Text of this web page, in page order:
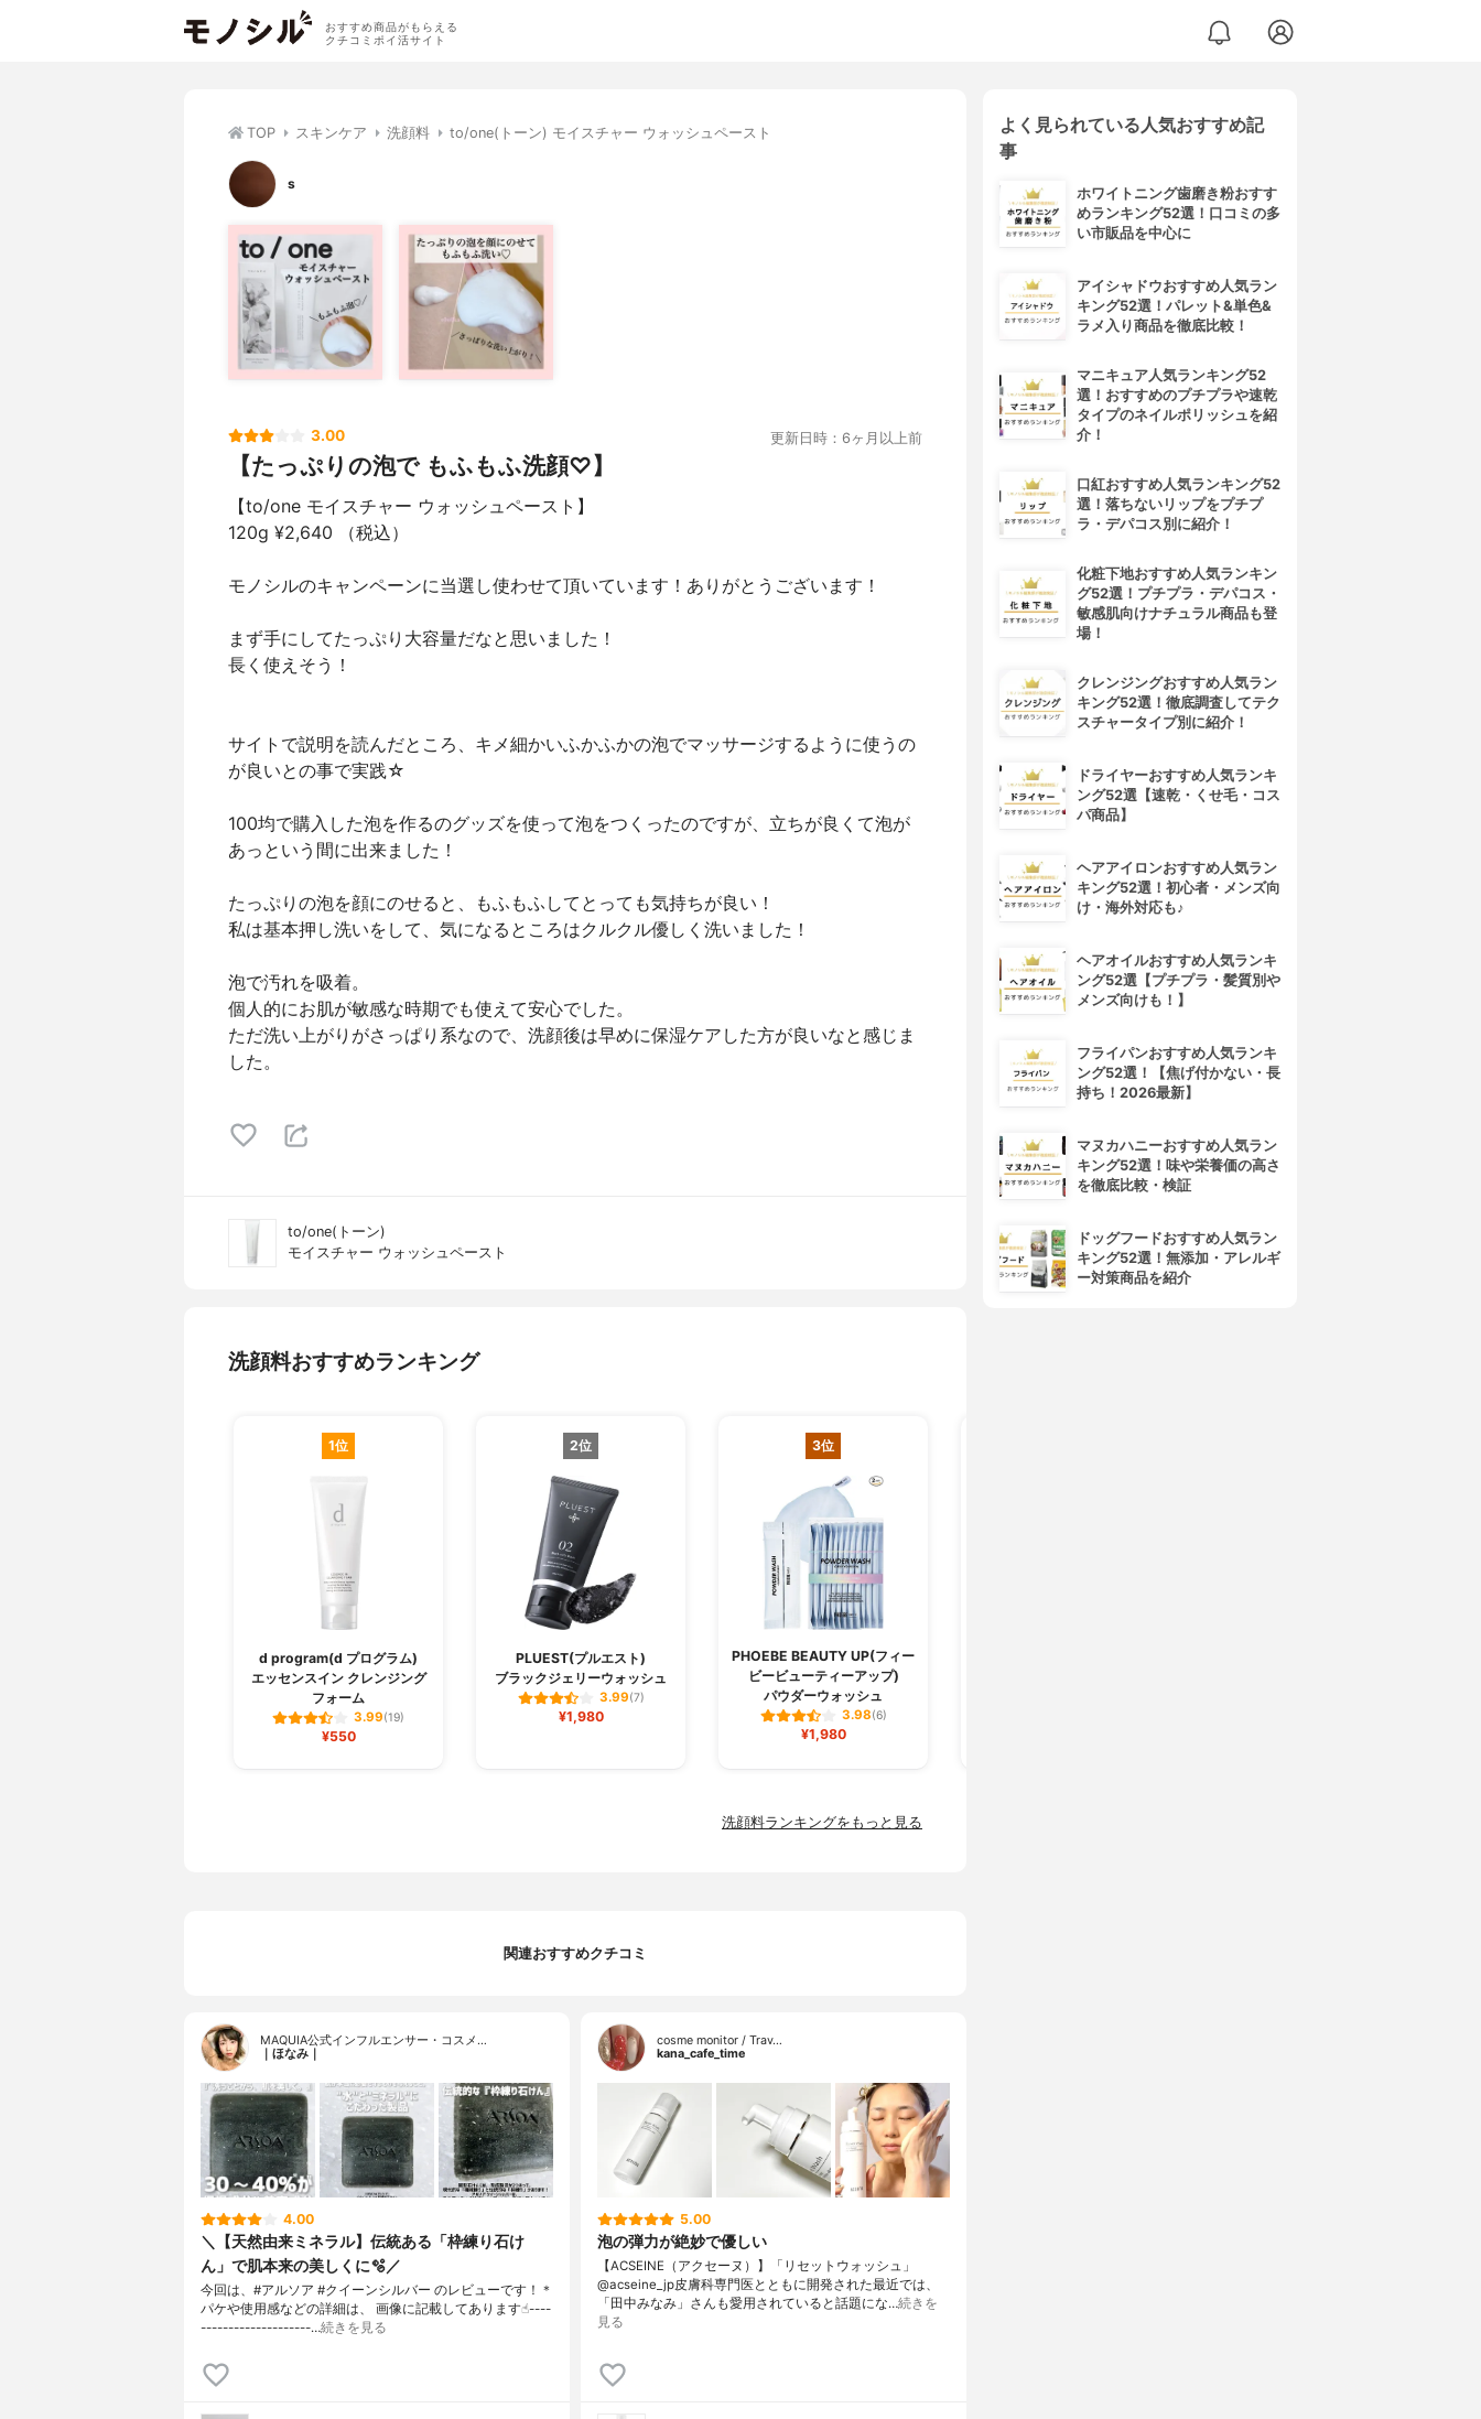
おすすめ商品がもらえる
クチコミポイ活サイト
TOP スキンケア 洗顔料 to/one(トーン) モイスチャー ウォッシュペースト
s
3.00 更新日時：6ヶ月以上前
【たっぷりの泡で もふもふ洗顔♡】
【to/one モイスチャー ウォッシュペースト】
120g ¥2,640 （税込）
モノシルのキャンペーンに当選し使わせて頂いています！ありがとうございます！
まず手にしてたっぷり大容量だなと思いました！
長く使えそう！
サイトで説明を読んだところ、キメ細かいふかふかの泡でマッサージするように使うの
が良いとの事で実践☆
100均で購入した泡を作るのグッズを使って泡をつくったのですが、立ちが良くて泡が
あっという間に出来ました！
たっぷりの泡を顔にのせると、もふもふしてとっても気持ちが良い！
私は基本押し洗いをして、気になるところはクルクル優しく洗いました！
泡で汚れを吸着。
個人的にお肌が敏感な時期でも使えて安心でした。
ただ洗い上がりがさっぱり系なので、洗顔後は早めに保湿ケアした方が良いなと感じま
した。
to/one(トーン)
モイスチャー ウォッシュペースト
洗顔料おすすめランキング
1位
d program(d プログラム)
エッセンスイン クレンジング
フォーム
3.99(19)
¥550
2位
PLUEST(プルエスト)
ブラックジェリーウォッシュ
3.99(7)
¥1,980
3位
PHOEBE BEAUTY UP(フィー
ビービューティーアップ)
パウダーウォッシュ
3.98(6)
¥1,980
洗顔料ランキングをもっと見る
関連おすすめクチコミ
MAQUIA公式インフルエンサー・コスメ…
｜ほなみ｜
4.00
＼【天然由来ミネラル】伝統ある「枠練り石け
ん」で肌本来の美しくに🫧／
今回は、#アルソア #クイーンシルバー のレビューです！＊
パケや使用感などの詳細は、 画像に記載してあります☝︎----
--------------------…続きを見る
cosme monitor / Trav…
kana_cafe_time
5.00
泡の弾力が絶妙で優しい
【ACSEINE（アクセーヌ）】「リセットウォッシュ」
@acseine_jp皮膚科専門医とともに開発された最近では、
「田中みなみ」さんも愛用されていると話題にな…続きを
見る
よく見られている人気おすすめ記
事
ホワイトニング歯磨き粉おすす
めランキング52選！口コミの多
い市販品を中心に
アイシャドウおすすめ人気ラン
キング52選！パレット&単色&
ラメ入り商品を徹底比較！
マニキュア人気ランキング52
選！おすすめのプチプラや速乾
タイプのネイルポリッシュを紹
介！
口紅おすすめ人気ランキング52
選！落ちないリップをプチプ
ラ・デパコス別に紹介！
化粧下地おすすめ人気ランキン
グ52選！プチプラ・デパコス・
敏感肌向けナチュラル商品も登
場！
クレンジングおすすめ人気ラン
キング52選！徹底調査してテク
スチャータイプ別に紹介！
ドライヤーおすすめ人気ランキ
ング52選【速乾・くせ毛・コス
パ商品】
ヘアアイロンおすすめ人気ラン
キング52選！初心者・メンズ向
け・海外対応も♪
ヘアオイルおすすめ人気ランキ
ング52選【プチプラ・髪質別や
メンズ向けも！】
フライパンおすすめ人気ランキ
ング52選！【焦げ付かない・長
持ち！2026最新】
マヌカハニーおすすめ人気ラン
キング52選！味や栄養価の高さ
を徹底比較・検証
ドッグフードおすすめ人気ラン
キング52選！無添加・アレルギ
ー対策商品を紹介